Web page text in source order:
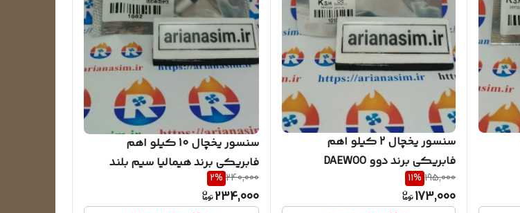
سنسور یخچال 2 کیلو اهم
فابریکی برند دوو DAEWOO
195,000
11%
173,000
سنسور یخچال 10 کیلو اهم
فابریکی برند هیمالیا سیم بلند
240,000
2%
234,000